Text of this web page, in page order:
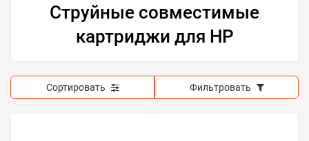
Струйные совместимые
картриджи для HP
Сортировать Фильтровать